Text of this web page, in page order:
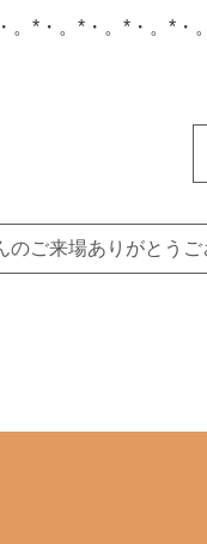
。*・。*・。*・。*・